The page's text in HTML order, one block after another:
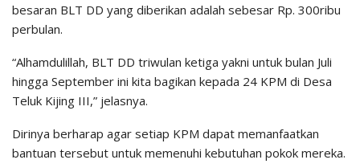
besaran BLT DD yang diberikan adalah sebesar Rp. 300ribu
perbulan.
“Alhamdulillah, BLT DD triwulan ketiga yakni untuk bulan Juli
hingga September ini kita bagikan kepada 24 KPM di Desa
Teluk Kijing III,” jelasnya.
Dirinya berharap agar setiap KPM dapat memanfaatkan
bantuan tersebut untuk memenuhi kebutuhan pokok mereka.